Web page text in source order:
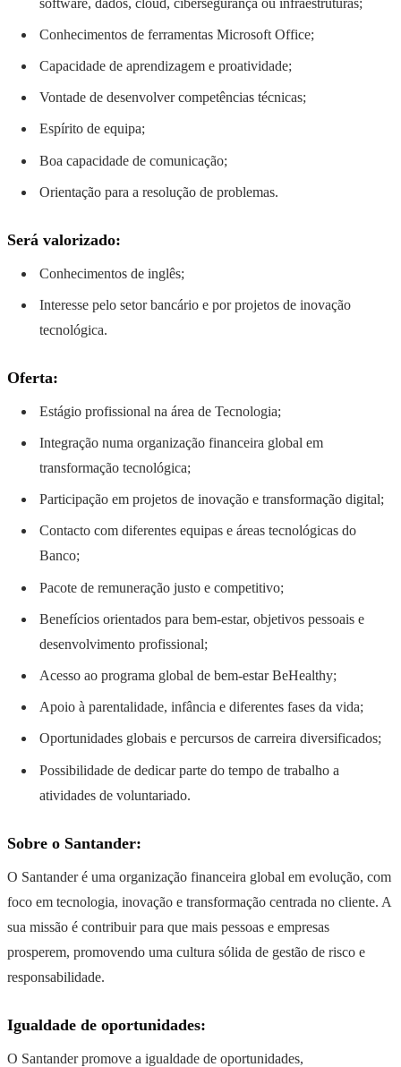
Conhecimentos de ferramentas Microsoft Office;
Capacidade de aprendizagem e proatividade;
Vontade de desenvolver competências técnicas;
Espírito de equipa;
Boa capacidade de comunicação;
Orientação para a resolução de problemas.
Será valorizado:
Conhecimentos de inglês;
Interesse pelo setor bancário e por projetos de inovação
tecnológica.
Oferta:
Estágio profissional na área de Tecnologia;
Integração numa organização financeira global em
transformação tecnológica;
Participação em projetos de inovação e transformação digital;
Contacto com diferentes equipas e áreas tecnológicas do
Banco;
Pacote de remuneração justo e competitivo;
Benefícios orientados para bem-estar, objetivos pessoais e
desenvolvimento profissional;
Acesso ao programa global de bem-estar BeHealthy;
Apoio à parentalidade, infância e diferentes fases da vida;
Oportunidades globais e percursos de carreira diversificados;
Possibilidade de dedicar parte do tempo de trabalho a
atividades de voluntariado.
Sobre o Santander:
O Santander é uma organização financeira global em evolução, com
foco em tecnologia, inovação e transformação centrada no cliente. A
sua missão é contribuir para que mais pessoas e empresas
prosperem, promovendo uma cultura sólida de gestão de risco e
responsabilidade.
Igualdade de oportunidades:
O Santander promove a igualdade de oportunidades,